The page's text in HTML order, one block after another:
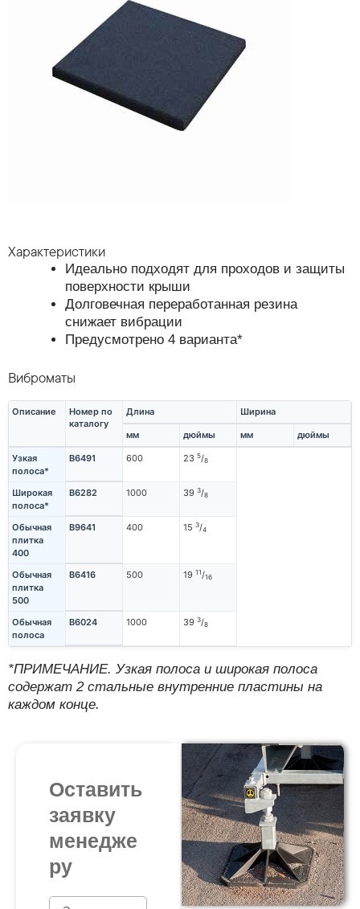
Характеристики
Идеально подходят для проходов и защиты
поверхности крыши
Долговечная переработанная резина
снижает вибрации
Предусмотрено 4 варианта*
Виброматы
Описание
Номер по
каталогу
Длина Ширина
мм дюймы мм дюймы
Узкая
полоса*
B6491 600 23 5/8
Широкая
полоса*
B6282 1000 39 3/8
Обычная
плитка
400
B9641 400 15 3/4
Обычная
плитка
500
B6416 500 19 11/16
Обычная
полоса
B6024 1000 39 3/8
*ПРИМЕЧАНИЕ. Узкая полоса и широкая полоса
содержат 2 стальные внутренние пластины на
каждом конце.
Оставить
заявку
менедже
ру
N